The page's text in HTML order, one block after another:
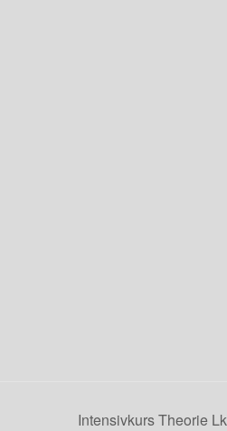
Intensivkurs Theorie